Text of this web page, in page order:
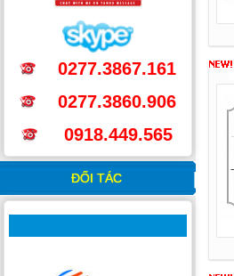
0277.3867.161
0277.3860.906
0918.449.565
ĐỐI TÁC